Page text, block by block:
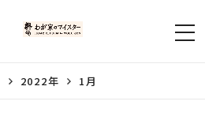
2022年 1月